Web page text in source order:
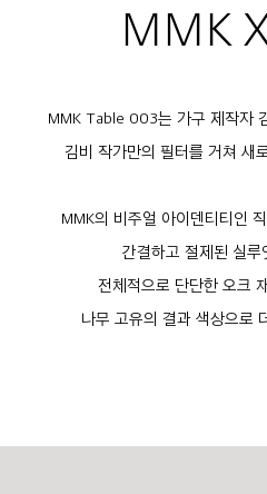
MMK
MMK Table 003는 가구 제작자
김비 작가만의 필터를 거쳐 새
MMK의 비주얼 아이덴티티인
간결하고 절제된 실루
전체적으로 단단한 오크
나무 고유의 결과 색상으로